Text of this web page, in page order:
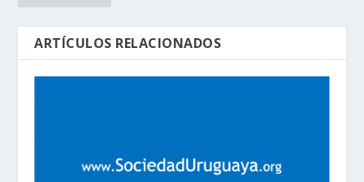
ARTÍCULOS RELACIONADOS